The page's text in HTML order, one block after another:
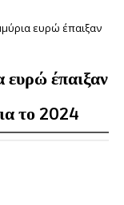
ευρώ έπαιξαν
έπαιξαν
το 2024